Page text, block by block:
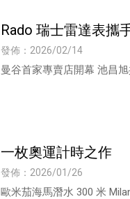
Rado 瑞士雷達表攜
發佈：2026/02/14
曼谷首家專賣店開幕 池昌
一枚奧運計時之作
發佈：2026/01/26
歐米茄海馬潛水 300 米